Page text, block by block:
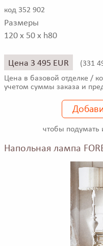
код 352 902
Размеры
120 x 50 x h80
Цена 3 495 EUR (331
Цена в базовой отделке /
учетом суммы заказа и
чтобы подумать
Напольная лампа